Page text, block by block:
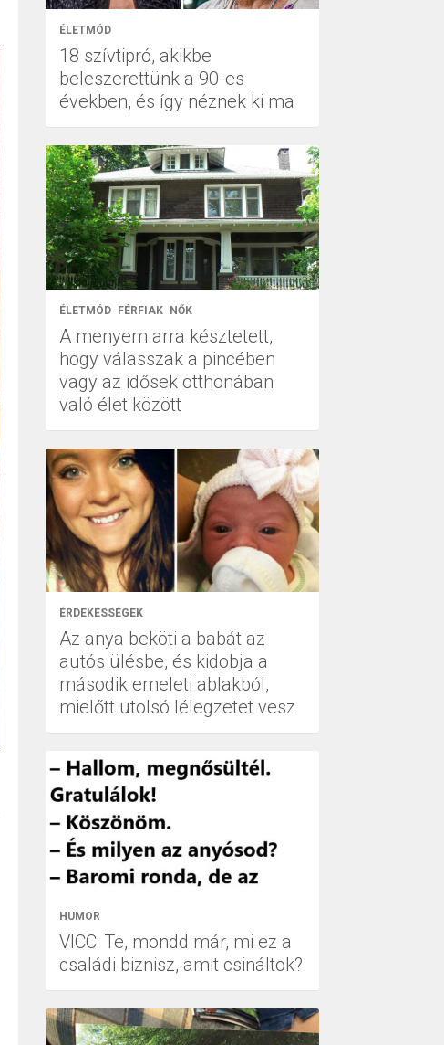
ÉLETMÓD
18 szívtipró, akikbe
beleszerettünk a 90-es
években, és így néznek ki ma
ÉLETMÓD FÉRFIAK NŐK
A menyem arra késztetett,
hogy válasszak a pincében
vagy az idősek otthonában
való élet között
ÉRDEKESSÉGEK
Az anya beköti a babát az
autós ülésbe, és kidobja a
második emeleti ablakból,
mielőtt utolsó lélegzetet vesz
HUMOR
VICC: Te, mondd már, mi ez a
családi biznisz, amit csináltok?